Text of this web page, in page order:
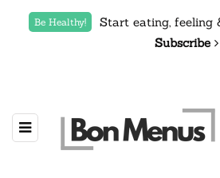
Be Healthy!
Start eating, feeling
Subscribe